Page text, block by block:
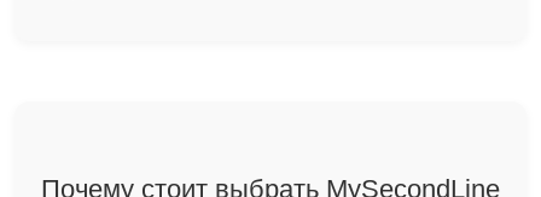
Почему стоит выбрать MySecondLine